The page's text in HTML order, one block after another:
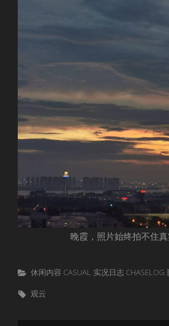
晚霞，照片始终拍不住
Categories
休闲内容 CASUAL 实况日志 CHASELOG
Tags,
观云